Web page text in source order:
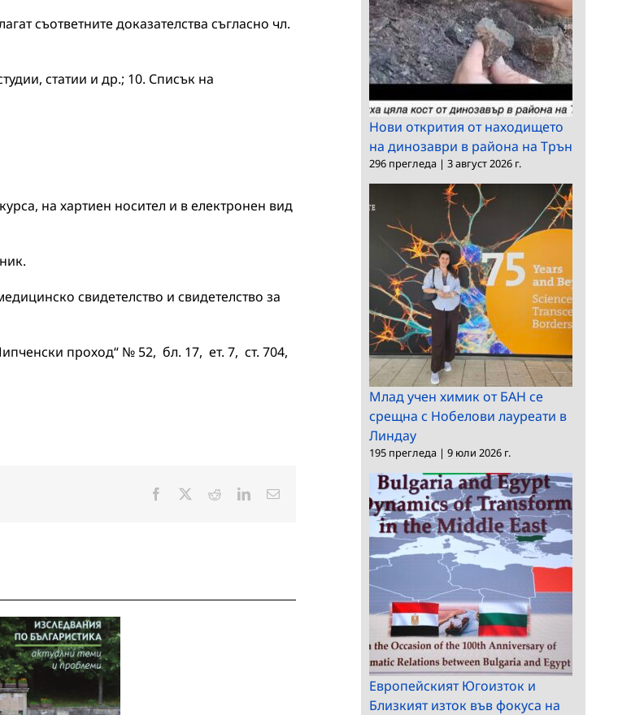
съответните доказателства съгласно чл.
статии и др.; 10. Списък на
на хартиен носител и в електронен вид
свидетелство и свидетелство за
проход“ № 52, бл. 17, ет. 7, ст. 704,
Facebook RedditLinkedInЕлектронна
Нови открития от находището
на динозаври в района на Трън
296 прегледа | 3 август 2026 г.
Млад учен химик от БАН се
срещна с Нобелови лауреати в
Линдау
195 прегледа | 9 юли 2026 г.
Европейският Югоизток и
Близкият изток във фокуса на